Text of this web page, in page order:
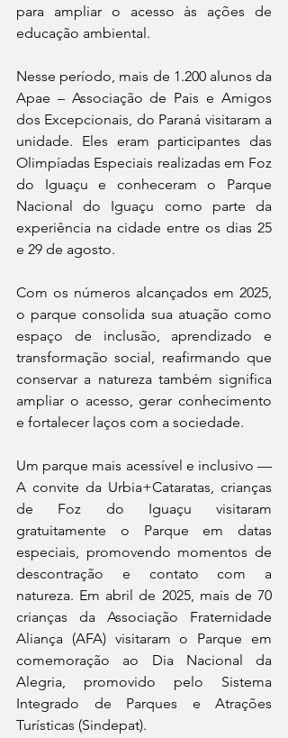
para ampliar o acesso às ações de
educação ambiental.
Nesse período, mais de 1.200 alunos da
Apae – Associação de Pais e Amigos
dos Excepcionais, do Paraná visitaram a
unidade. Eles eram participantes das
Olimpíadas Especiais realizadas em Foz
do Iguaçu e conheceram o Parque
Nacional do Iguaçu como parte da
experiência na cidade entre os dias 25
e 29 de agosto.
Com os números alcançados em 2025,
o parque consolida sua atuação como
espaço de inclusão, aprendizado e
transformação social, reafirmando que
conservar a natureza também significa
ampliar o acesso, gerar conhecimento
e fortalecer laços com a sociedade.
Um parque mais acessível e inclusivo —
A convite da Urbia+Cataratas, crianças
de Foz do Iguaçu visitaram
gratuitamente o Parque em datas
especiais, promovendo momentos de
descontração e contato com a
natureza. Em abril de 2025, mais de 70
crianças da Associação Fraternidade
Aliança (AFA) visitaram o Parque em
comemoração ao Dia Nacional da
Alegria, promovido pelo Sistema
Integrado de Parques e Atrações
Turísticas (Sindepat).